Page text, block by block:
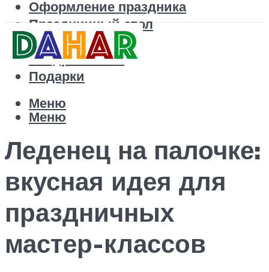
Оформление праздника
Праздничный стол
Корпоратив
Поздравления
Подарки
Меню
Меню
Леденец на палочке:
вкусная идея для
праздничных
мастер-классов